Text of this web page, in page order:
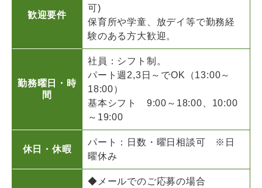
歓迎要件
可)
保育所や学童、放デイ等で勤務経
験のある方大歓迎。
勤務曜日・時
間
社員：シフト制。
パート週2,3日～でOK（13:00～
18:00）
基本シフト 9:00～18:00、10:00
～19:00
休日・休暇
パート：日数・曜日相談可 ※日
曜休み
◆メールでのご応募の場合